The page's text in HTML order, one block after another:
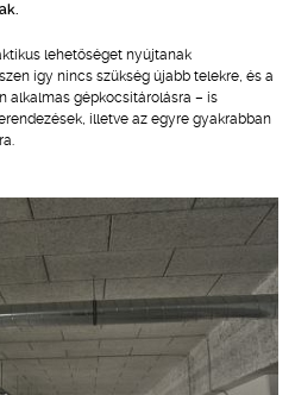
lehetőséget nyújtanak
így nincs szükség újabb telekre, és a
alkalmas gépkocsitárolásra – is
illetve az egyre gyakrabban